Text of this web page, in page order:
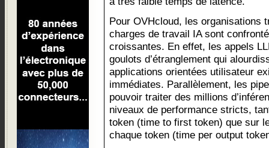
Pour OVHcloud, les organisations
charges de travail IA sont
croissantes. En effet, les appels
goulots d’étranglement qui
applications orientées utilisateur
immédiates. Parallèlement, les
pouvoir traiter des millions
niveaux de performance stricts,
token (time to first token) que sur
chaque token (time per output